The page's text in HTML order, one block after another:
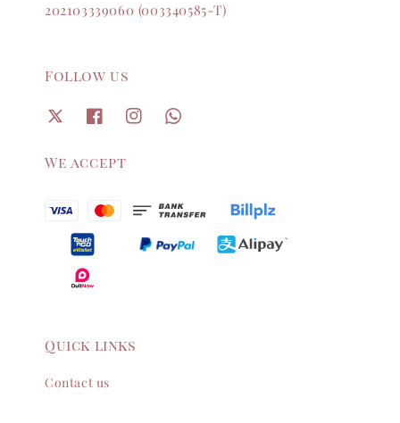
202103339060 (003340585-T)
Follow us
We accept
Quick links
Contact us